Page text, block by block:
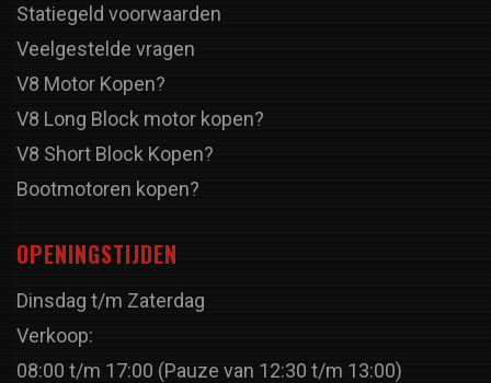
Statiegeld voorwaarden
Veelgestelde vragen
V8 Motor Kopen?
V8 Long Block motor kopen?
V8 Short Block Kopen?
Bootmotoren kopen?
OPENINGSTIJDEN
Dinsdag t/m Zaterdag
Verkoop:
08:00 t/m 17:00 (Pauze van 12:30 t/m 13:00)